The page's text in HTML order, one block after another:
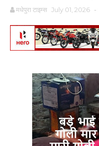
मधेपुरा टाइम्स July 01, 2026 -